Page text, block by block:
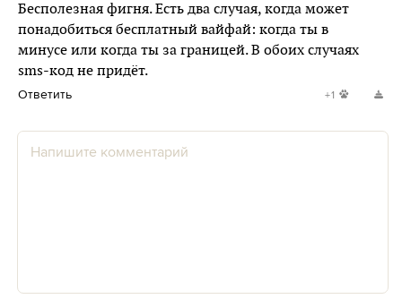
Бесполезная фигня. Есть два случая, когда может
понадобиться бесплатный вайфай: когда ты в
минусе или когда ты за границей. В обоих случаях
sms-код не придёт.
Ответить +1